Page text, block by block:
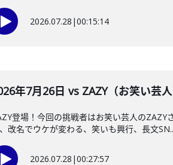
2026.07.28 |00:15:14
年7月26日 vs ZAZY（お笑い芸人
登場！今回の挑戦者はお笑い芸人の
改名でウケが変わる、笑いも興行、長文
2026.07.28 |00:27:57